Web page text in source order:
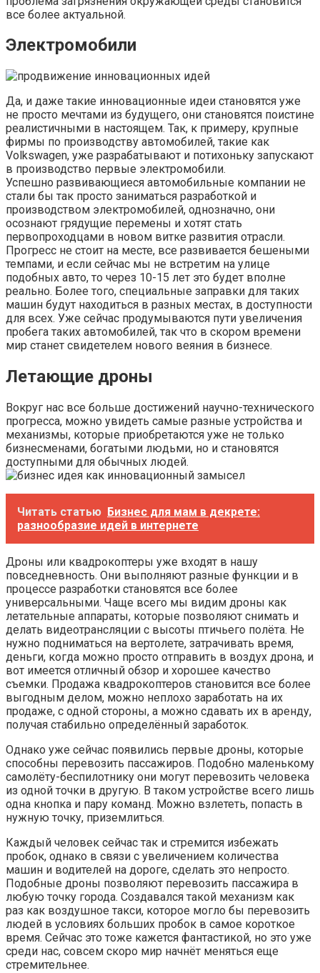
все более актуальной.
Электромобили
Да, и даже такие инновационные идеи становятся уже
не просто мечтами из будущего, они становятся поистине
реалистичными в настоящем. Так, к примеру, крупные
фирмы по производству автомобилей, такие как
Volkswagen, уже разрабатывают и потихоньку запускают
в производство первые электромобили.
Успешно развивающиеся автомобильные компании не
стали бы так просто заниматься разработкой и
производством электромобилей, однозначно, они
осознают грядущие перемены и хотят стать
первопроходцами в новом витке развития отрасли.
Прогресс не стоит на месте, все развивается бешеными
темпами, и если сейчас мы не встретим на улице
подобных авто, то через 10-15 лет это будет вполне
реально. Более того, специальные заправки для таких
машин будут находиться в разных местах, в доступности
для всех. Уже сейчас продумываются пути увеличения
пробега таких автомобилей, так что в скором времени
мир станет свидетелем нового веяния в бизнесе.
Летающие дроны
Вокруг нас все больше достижений научно-технического
прогресса, можно увидеть самые разные устройства и
механизмы, которые приобретаются уже не только
бизнесменами, богатыми людьми, но и становятся
доступными для обычных людей.
Читать статью Бизнес для мам в декрете:
разнообразие идей в интернете
Дроны или квадрокоптеры уже входят в нашу
повседневность. Они выполняют разные функции и в
процессе разработки становятся все более
универсальными. Чаще всего мы видим дроны как
летательные аппараты, которые позволяют снимать и
делать видеотрансляции с высоты птичьего полёта. Не
нужно подниматься на вертолете, затрачивать время,
деньги, когда можно просто отправить в воздух дрона, и
вот имеется отличный обзор и хорошее качество
съемки. Продажа квадрокоптеров становится все более
выгодным делом, можно неплохо заработать на их
продаже, с одной стороны, а можно сдавать их в аренду,
получая стабильно определённый заработок.
Однако уже сейчас появились первые дроны, которые
способны перевозить пассажиров. Подобно маленькому
самолёту-беспилотнику они могут перевозить человека
из одной точки в другую. В таком устройстве всего лишь
одна кнопка и пару команд. Можно взлететь, попасть в
нужную точку, приземлиться.
Каждый человек сейчас так и стремится избежать
пробок, однако в связи с увеличением количества
машин и водителей на дороге, сделать это непросто.
Подобные дроны позволяют перевозить пассажира в
любую точку города. Создавался такой механизм как
раз как воздушное такси, которое могло бы перевозить
людей в условиях больших пробок в самое короткое
время. Сейчас это тоже кажется фантастикой, но это уже
среди нас, совсем скоро мир начнёт меняться еще
стремительнее.